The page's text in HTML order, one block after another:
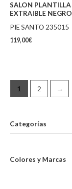
Categorías
Colores y Marcas
SALON PLANTILLA
EXTRAIBLE NEGRO
PIE SANTO 235015
119,00€
1 2 →